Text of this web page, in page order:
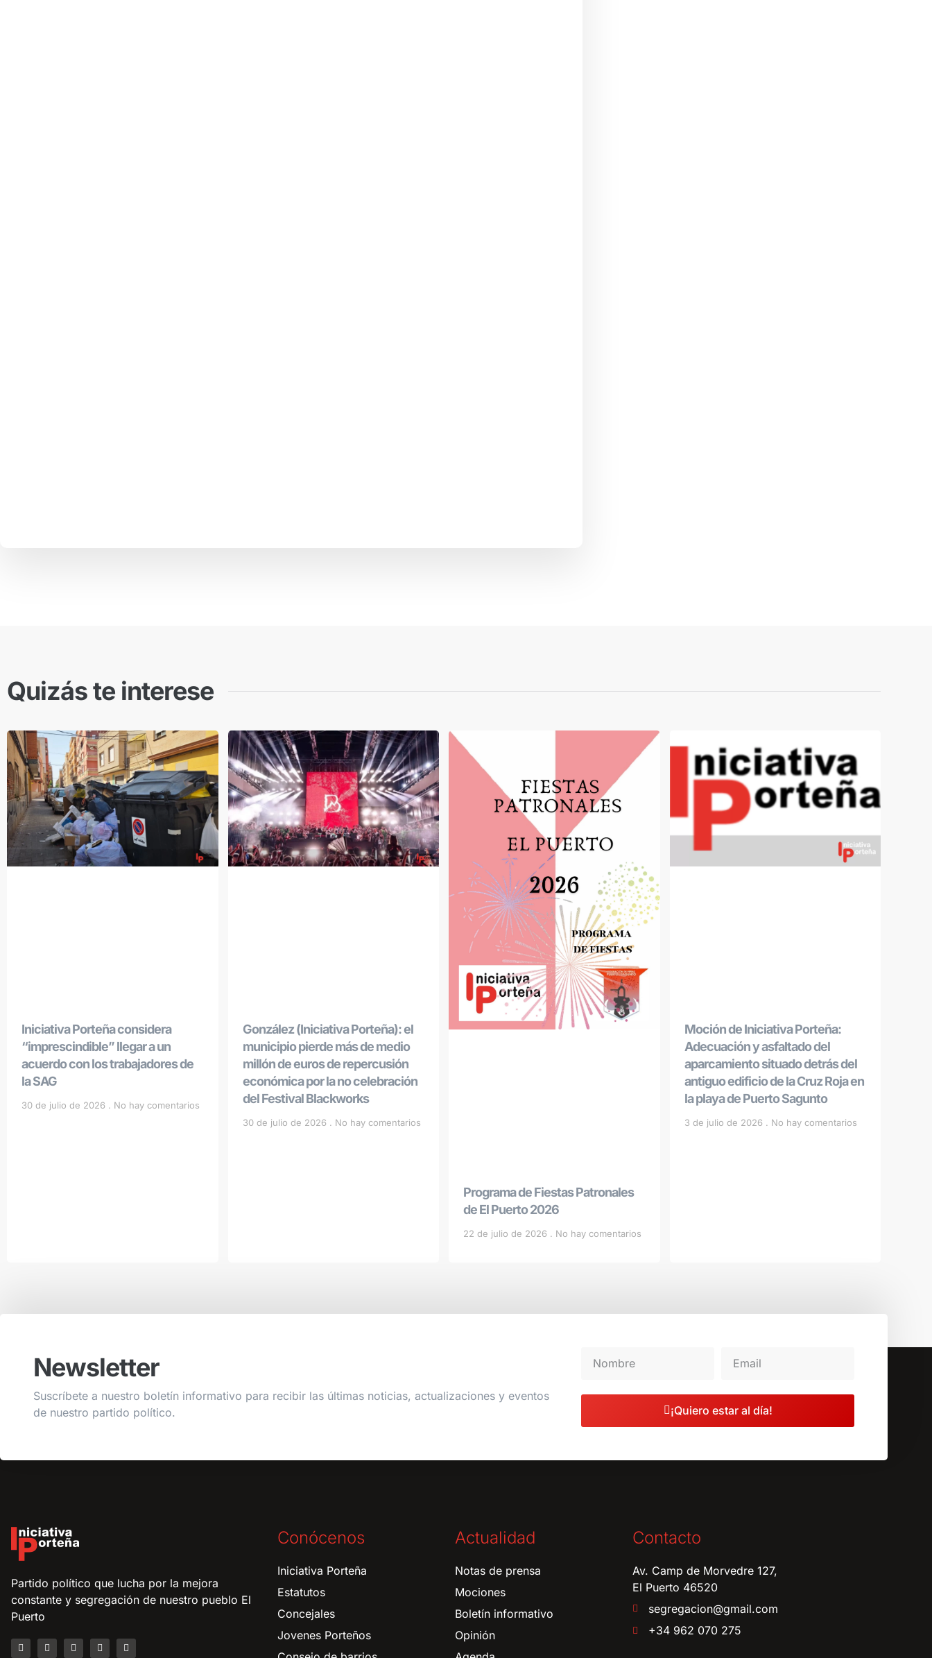
Quizás te interese
Iniciativa Porteña considera
“imprescindible” llegar a un
acuerdo con los trabajadores de
la SAG
30 de julio de 2026 No hay comentarios
González (Iniciativa Porteña): el
municipio pierde más de medio
millón de euros de repercusión
económica por la no celebración
del Festival Blackworks
30 de julio de 2026 No hay comentarios
Programa de Fiestas Patronales
de El Puerto 2026
22 de julio de 2026 No hay comentarios
Moción de Iniciativa Porteña:
Adecuación y asfaltado del
aparcamiento situado detrás del
antiguo edificio de la Cruz Roja en
la playa de Puerto Sagunto
3 de julio de 2026 No hay comentarios
Newsletter
Suscríbete a nuestro boletín informativo para recibir las últimas noticias, actualizaciones y eventos
de nuestro partido político.
¡Quiero estar al día!
Partido político que lucha por la mejora
constante y segregación de nuestro pueblo El
Puerto
Conócenos
Iniciativa Porteña
Estatutos
Concejales
Jovenes Porteños
Actualidad
Notas de prensa
Mociones
Boletín informativo
Opinión
Contacto
Av. Camp de Morvedre 127,
El Puerto 46520
segregacion@gmail.com
+34 962 070 275